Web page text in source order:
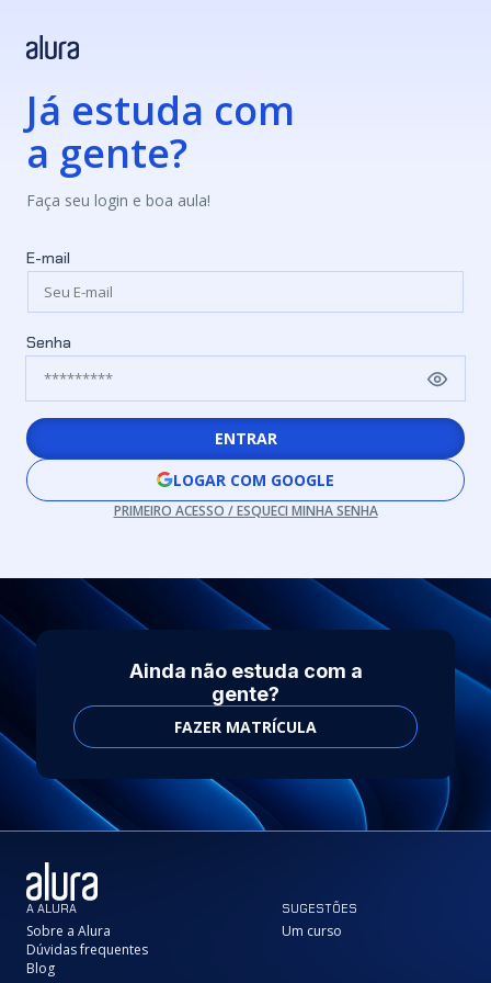
Já estuda com
a gente?
Faça seu login e boa aula!
E-mail
Senha
ENTRAR
LOGAR COM GOOGLE
PRIMEIRO ACESSO / ESQUECI MINHA SENHA
Ainda não estuda com a
gente?
FAZER MATRÍCULA
A ALURA
Sobre a Alura
Dúvidas frequentes
Blog
SUGESTÕES
Um curso